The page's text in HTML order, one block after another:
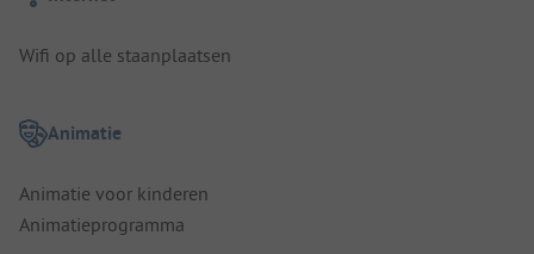
Wifi op alle staanplaatsen
Animatie
Animatie voor kinderen
Animatieprogramma